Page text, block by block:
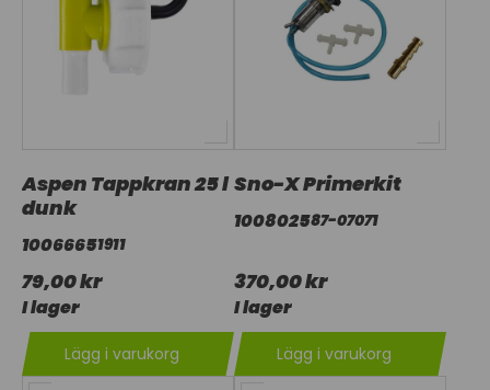
Aspen Tappkran 25 l
dunk
10066651911
79,00 kr
I lager
Lägg i varukorg
Sno-X Primerkit
100802587-07071
370,00 kr
I lager
Lägg i varukorg